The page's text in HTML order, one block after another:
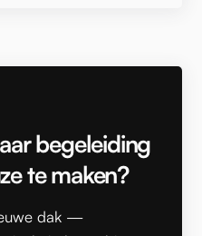
begeleiding
te maken?
dak —